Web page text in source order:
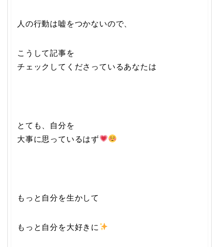
人の行動は嘘をつかないので、
こうして記事を
チェックしてくださっているあなたは
とても、自分を
大事に思っているはず
もっと自分を生かして
もっと自分を大好きに